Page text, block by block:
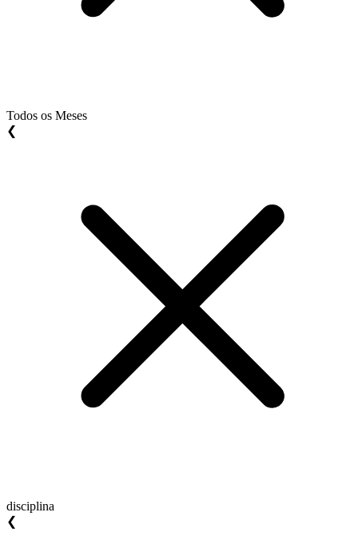
Todos os Meses
❮
disciplina
❮